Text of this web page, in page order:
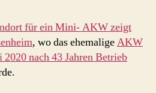
für ein Mini- AKW zeigt
, wo das ehemaligeAKW
2020 nach 43 Jahren Betrieb